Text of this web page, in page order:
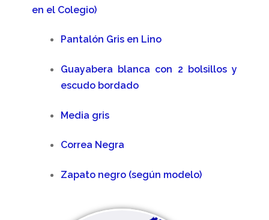
en el Colegio)
Pantalón Gris en Lino
Guayabera blanca con 2 bolsillos y
escudo bordado
Media gris
Correa Negra
Zapato negro (según modelo)